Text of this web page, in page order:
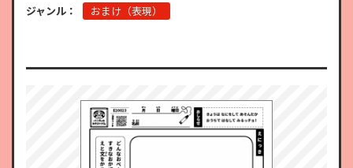
ジャンル： おまけ（表現）